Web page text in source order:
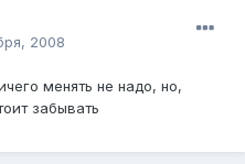
2008
менять не надо, но,
забывать